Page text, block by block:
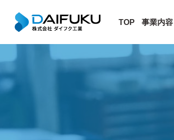
TOP 事業内容